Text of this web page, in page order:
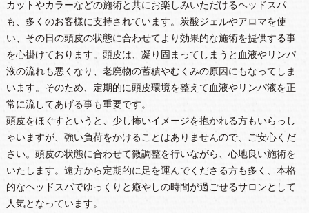
カットやカラーなどの施術と共にお楽しみいただけるヘッドスパ
も、多くのお客様に支持されています。炭酸ジェルやアロマを使
い、その日の頭皮の状態に合わせてより効果的な施術を提供する事
を心掛けております。頭皮は、凝り固まってしまうと血液やリンパ
液の流れも悪くなり、老廃物の蓄積やむくみの原因にもなってしま
います。そのため、定期的に頭皮環境を整えて血液やリンパ液を正
常に流してあげる事も重要です。
頭皮をほぐすというと、少し怖いイメージを抱かれる方もいらっし
ゃいますが、強い負荷をかけることはありませんので、ご安心くだ
さい。頭皮の状態に合わせて微調整を行いながら、心地良い施術を
いたします。遠方から定期的に足を運んでくださる方も多く、本格
的なヘッドスパでゆっくりと癒やしの時間が過ごせるサロンとして
人気となっています。